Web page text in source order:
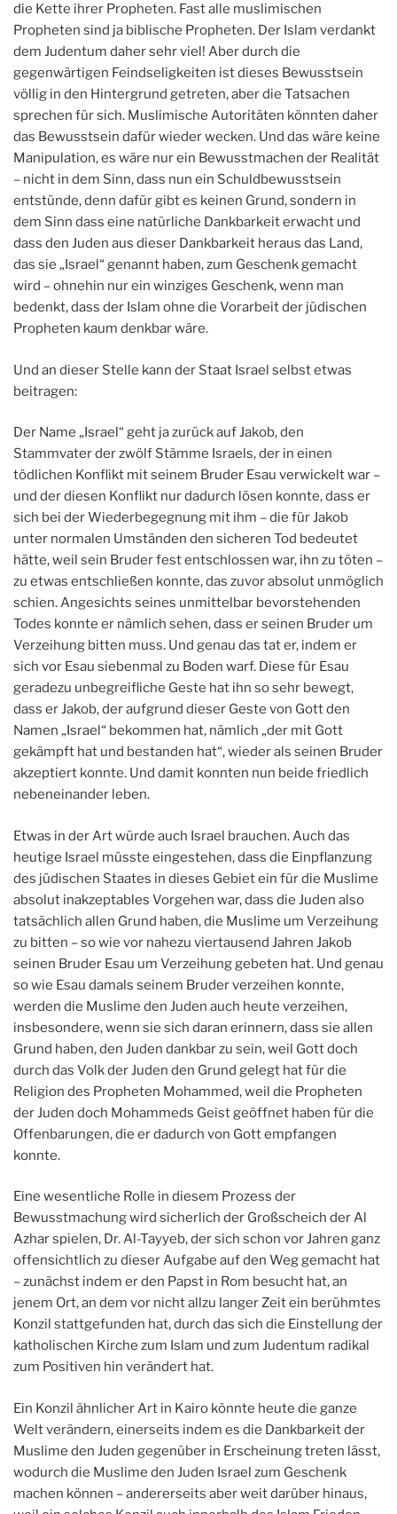
die Kette ihrer Propheten. Fast alle muslimischen
Propheten sind ja biblische Propheten. Der Islam verdankt
dem Judentum daher sehr viel! Aber durch die
gegenwärtigen Feindseligkeiten ist dieses Bewusstsein
völlig in den Hintergrund getreten, aber die Tatsachen
sprechen für sich. Muslimische Autoritäten könnten daher
das Bewusstsein dafür wieder wecken. Und das wäre keine
Manipulation, es wäre nur ein Bewusstmachen der Realität
– nicht in dem Sinn, dass nun ein Schuldbewusstsein
entstünde, denn dafür gibt es keinen Grund, sondern in
dem Sinn dass eine natürliche Dankbarkeit erwacht und
dass den Juden aus dieser Dankbarkeit heraus das Land,
das sie „Israel“ genannt haben, zum Geschenk gemacht
wird – ohnehin nur ein winziges Geschenk, wenn man
bedenkt, dass der Islam ohne die Vorarbeit der jüdischen
Propheten kaum denkbar wäre.
Und an dieser Stelle kann der Staat Israel selbst etwas
beitragen:
Der Name „Israel“ geht ja zurück auf Jakob, den
Stammvater der zwölf Stämme Israels, der in einen
tödlichen Konflikt mit seinem Bruder Esau verwickelt war –
und der diesen Konflikt nur dadurch lösen konnte, dass er
sich bei der Wiederbegegnung mit ihm – die für Jakob
unter normalen Umständen den sicheren Tod bedeutet
hätte, weil sein Bruder fest entschlossen war, ihn zu töten –
zu etwas entschließen konnte, das zuvor absolut unmöglich
schien. Angesichts seines unmittelbar bevorstehenden
Todes konnte er nämlich sehen, dass er seinen Bruder um
Verzeihung bitten muss. Und genau das tat er, indem er
sich vor Esau siebenmal zu Boden warf. Diese für Esau
geradezu unbegreifliche Geste hat ihn so sehr bewegt,
dass er Jakob, der aufgrund dieser Geste von Gott den
Namen „Israel“ bekommen hat, nämlich „der mit Gott
gekämpft hat und bestanden hat“, wieder als seinen Bruder
akzeptiert konnte. Und damit konnten nun beide friedlich
nebeneinander leben.
Etwas in der Art würde auch Israel brauchen. Auch das
heutige Israel müsste eingestehen, dass die Einpflanzung
des jüdischen Staates in dieses Gebiet ein für die Muslime
absolut inakzeptables Vorgehen war, dass die Juden also
tatsächlich allen Grund haben, die Muslime um Verzeihung
zu bitten – so wie vor nahezu viertausend Jahren Jakob
seinen Bruder Esau um Verzeihung gebeten hat. Und genau
so wie Esau damals seinem Bruder verzeihen konnte,
werden die Muslime den Juden auch heute verzeihen,
insbesondere, wenn sie sich daran erinnern, dass sie allen
Grund haben, den Juden dankbar zu sein, weil Gott doch
durch das Volk der Juden den Grund gelegt hat für die
Religion des Propheten Mohammed, weil die Propheten
der Juden doch Mohammeds Geist geöffnet haben für die
Offenbarungen, die er dadurch von Gott empfangen
konnte.
Eine wesentliche Rolle in diesem Prozess der
Bewusstmachung wird sicherlich der Großscheich der Al
Azhar spielen, Dr. Al-Tayyeb, der sich schon vor Jahren ganz
offensichtlich zu dieser Aufgabe auf den Weg gemacht hat
– zunächst indem er den Papst in Rom besucht hat, an
jenem Ort, an dem vor nicht allzu langer Zeit ein berühmtes
Konzil stattgefunden hat, durch das sich die Einstellung der
katholischen Kirche zum Islam und zum Judentum radikal
zum Positiven hin verändert hat.
Ein Konzil ähnlicher Art in Kairo könnte heute die ganze
Welt verändern, einerseits indem es die Dankbarkeit der
Muslime den Juden gegenüber in Erscheinung treten lässt,
wodurch die Muslime den Juden Israel zum Geschenk
machen können – andererseits aber weit darüber hinaus,